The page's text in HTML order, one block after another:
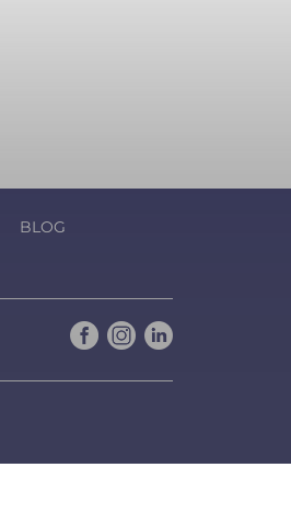
BLOG